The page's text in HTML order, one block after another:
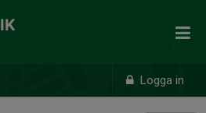
Logga in